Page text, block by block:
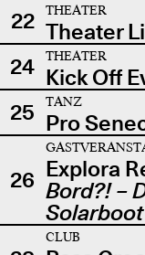
22
THEATER
Theater
24
THEATER
Kick Off
25
TANZ
Pro
26 Explora
Bord?! –
Solarboot
CLUB